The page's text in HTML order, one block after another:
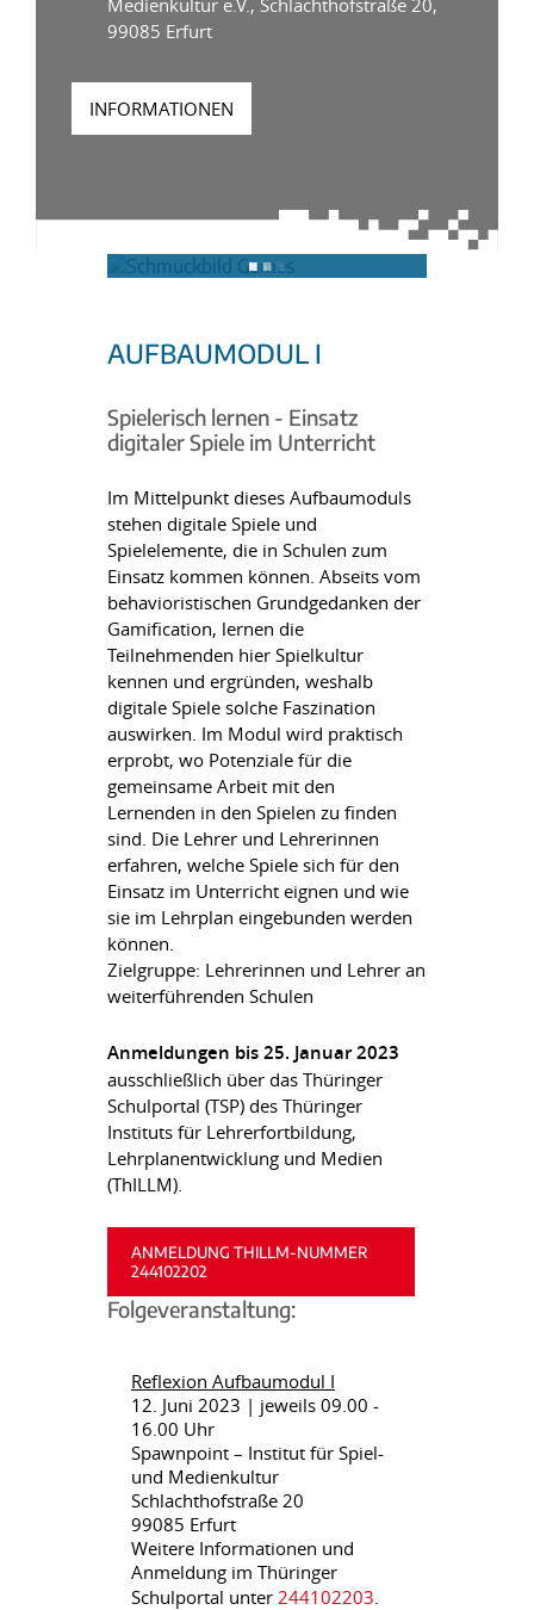
Medienkultur e.V., Schlachthofstraße 20,
99085 Erfurt
INFORMATIONEN
AUFBAUMODUL I
Spielerisch lernen - Einsatz
digitaler Spiele im Unterricht
Im Mittelpunkt dieses Aufbaumoduls
stehen digitale Spiele und
Spielelemente, die in Schulen zum
Einsatz kommen können. Abseits vom
behavioristischen Grundgedanken der
Gamification, lernen die
Teilnehmenden hier Spielkultur
kennen und ergründen, weshalb
digitale Spiele solche Faszination
auswirken. Im Modul wird praktisch
erprobt, wo Potenziale für die
gemeinsame Arbeit mit den
Lernenden in den Spielen zu finden
sind. Die Lehrer und Lehrerinnen
erfahren, welche Spiele sich für den
Einsatz im Unterricht eignen und wie
sie im Lehrplan eingebunden werden
können.
Zielgruppe: Lehrerinnen und Lehrer an
weiterführenden Schulen
Anmeldungen bis 25. Januar 2023
ausschließlich über das Thüringer
Schulportal (TSP) des Thüringer
Instituts für Lehrerfortbildung,
Lehrplanentwicklung und Medien
(ThILLM).
ANMELDUNG THILLM-NUMMER
244102202
Folgeveranstaltung:
Reflexion Aufbaumodul I
12. Juni 2023 | jeweils 09.00 -
16.00 Uhr
Spawnpoint – Institut für Spiel-
und Medienkultur
Schlachthofstraße 20
99085 Erfurt
Weitere Informationen und
Anmeldung im Thüringer
Schulportal unter 244102203.